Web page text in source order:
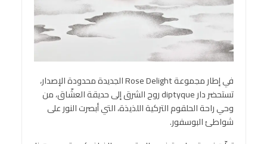
في إطار مجموعة Rose Delight الجديدة محدودة الإصدار،
تستحضر دار diptyque روح الشرق إلى حديقة العشّاق، من
وحي راحة الحلقوم التركية اللذيذة، التي أبصرت النور على
شواطئ البوسفور.